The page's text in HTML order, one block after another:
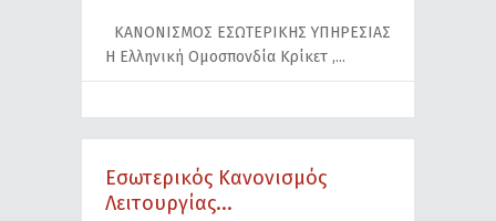
ΚΑΝΟΝΙΣΜΟΣ ΕΣΩΤΕΡΙΚΗΣ ΥΠΗΡΕΣΙΑΣ
Η Ελληνική Ομοσπονδία Κρίκετ ,
Εσωτερικός Κανονισμός
Λειτουργίας...